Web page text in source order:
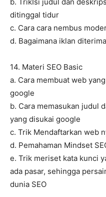
ditinggal tidur
c. Cara cara nembus
d. Bagaimana iklan
14. Materi SEO Basic
a. Cara membuat web
google
b. Cara memasukan judul
yang disukai google
c. Trik Mendaftarkan web
d. Pemahaman Mindset
e. Trik meriset kata kunci
ada pasar, sehingga
dunia SEO